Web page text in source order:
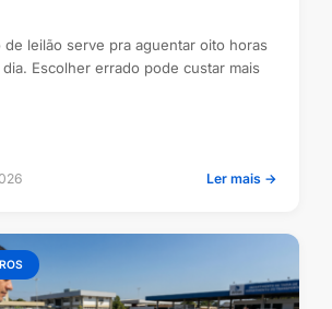
de leilão serve pra aguentar oito horas
Escolher errado pode custar mais
Ler mais →